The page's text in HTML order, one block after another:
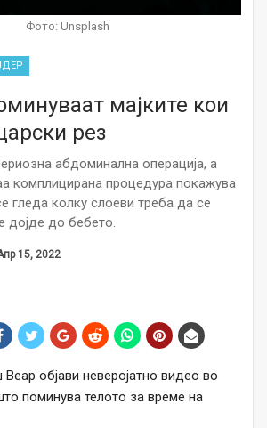
Фото: Unsplash
мајките кои
рез
абдоминална операција, а
комплицирана процедура покажува
гледа колку слоеви треба да се
дојде до бебето.
15, 2022
објави неверојатно видео во
поминува телото за време на